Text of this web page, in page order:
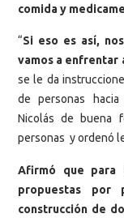
comida y
“Si eso es así,
vamos a enfrentar
se le da
de personas
Nicolás de buena
personas y ordenó
Afirmó que para
propuestas por
construcción de